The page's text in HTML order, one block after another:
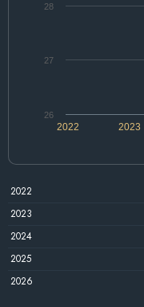
2022 2023
26
27
28
2022
2023
2024
2025
2026